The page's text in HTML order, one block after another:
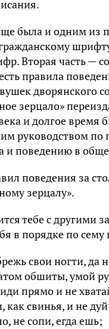
была и одним из
Вторая часть —
правила
дворянского
зерцало»
и долгое время
руководством по
и поведению в
поведения за
зерцалу».
тебе с другими
в порядке по сему
свои ногти, да
обшиты, умой
прямо и не
как свинья, и не
не сопи, егда ешь;